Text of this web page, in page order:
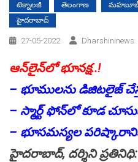
టెక్నాలజీ తెలంగాణ మహబూబ్
హైదరాబాద్
27-05-2022 Dharshininews
ఆన్‌లైన్‌లో భూన‌క్ష‌..!
– భూముల‌ను డిజిట‌లైజ్
– స్మార్ట్ ఫోన్‌లో కూడ
– భూస‌మ‌స్య‌ల
హైద‌రాబాద్, ద‌ర్శిని ప్ర‌తినిధి: